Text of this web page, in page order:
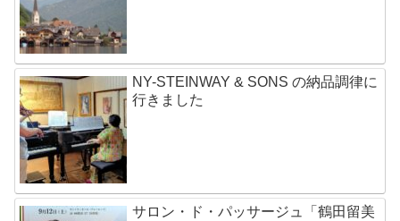
NY-STEINWAY & SONS の納品調律に
行きました
サロン・ド・パッサージュ「鶴田留美